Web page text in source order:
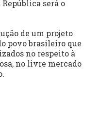
será o
de um projeto
povo brasileiro que
no respeito à
no livre mercado